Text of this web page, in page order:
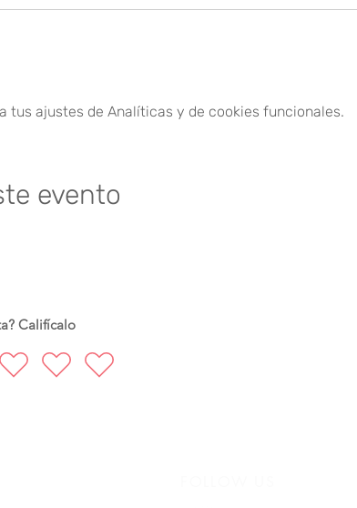
tus ajustes de Analíticas y de cookies funcionales.
evento
Califícalo